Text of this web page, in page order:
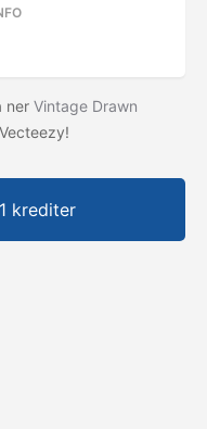
ner Vintage Drawn
krediter